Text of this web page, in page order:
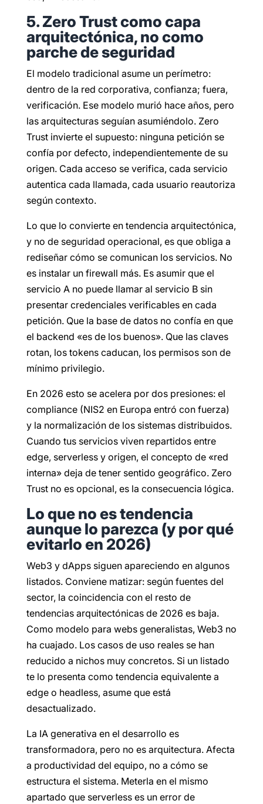
5. Zero Trust como capa
arquitectónica, no como
parche de seguridad
El modelo tradicional asume un perímetro:
dentro de la red corporativa, confianza; fuera,
verificación. Ese modelo murió hace años, pero
las arquitecturas seguían asumiéndolo. Zero
Trust invierte el supuesto: ninguna petición se
confía por defecto, independientemente de su
origen. Cada acceso se verifica, cada servicio
autentica cada llamada, cada usuario reautoriza
según contexto.
Lo que lo convierte en tendencia arquitectónica,
y no de seguridad operacional, es que obliga a
rediseñar cómo se comunican los servicios. No
es instalar un firewall más. Es asumir que el
servicio A no puede llamar al servicio B sin
presentar credenciales verificables en cada
petición. Que la base de datos no confía en que
el backend «es de los buenos». Que las claves
rotan, los tokens caducan, los permisos son de
mínimo privilegio.
En 2026 esto se acelera por dos presiones: el
compliance (NIS2 en Europa entró con fuerza)
y la normalización de los sistemas distribuidos.
Cuando tus servicios viven repartidos entre
edge, serverless y origen, el concepto de «red
interna» deja de tener sentido geográfico. Zero
Trust no es opcional, es la consecuencia lógica.
Lo que no es tendencia
aunque lo parezca (y por qué
evitarlo en 2026)
Web3 y dApps siguen apareciendo en algunos
listados. Conviene matizar: según fuentes del
sector, la coincidencia con el resto de
tendencias arquitectónicas de 2026 es baja.
Como modelo para webs generalistas, Web3 no
ha cuajado. Los casos de uso reales se han
reducido a nichos muy concretos. Si un listado
te lo presenta como tendencia equivalente a
edge o headless, asume que está
desactualizado.
La IA generativa en el desarrollo es
transformadora, pero no es arquitectura. Afecta
a productividad del equipo, no a cómo se
estructura el sistema. Meterla en el mismo
apartado que serverless es un error de